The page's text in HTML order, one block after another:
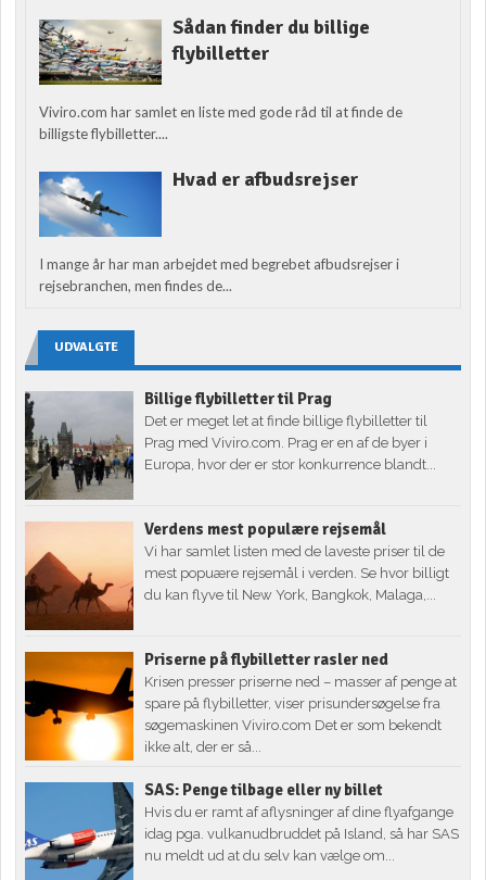
Sådan finder du billige
flybilletter
Viviro.com har samlet en liste med gode råd til at finde de
billigste flybilletter....
Hvad er afbudsrejser
I mange år har man arbejdet med begrebet afbudsrejser i
rejsebranchen, men findes de...
UDVALGTE
Billige flybilletter til Prag
Det er meget let at finde billige flybilletter til
Prag med Viviro.com. Prag er en af de byer i
Europa, hvor der er stor konkurrence blandt...
Verdens mest populære rejsemål
Vi har samlet listen med de laveste priser til de
mest popuære rejsemål i verden. Se hvor billigt
du kan flyve til New York, Bangkok, Malaga,...
Priserne på flybilletter rasler ned
Krisen presser priserne ned – masser af penge at
spare på flybilletter, viser prisundersøgelse fra
søgemaskinen Viviro.com Det er som bekendt
ikke alt, der er så...
SAS: Penge tilbage eller ny billet
Hvis du er ramt af aflysninger af dine flyafgange
idag pga. vulkanudbruddet på Island, så har SAS
nu meldt ud at du selv kan vælge om...